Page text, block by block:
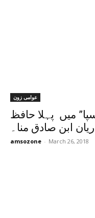
عوامی زون
میں پہلا حافظ
ابن صادق منا۔
amsozone - March 26, 2018